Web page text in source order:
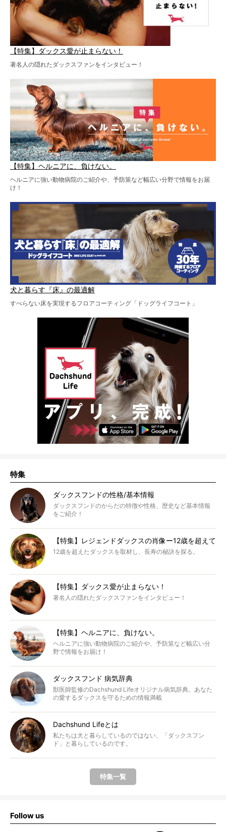
【特集】ダックス愛が止まらない！
著名人の隠れたダックスファンをインタビュー！
【特集】ヘルニアに、負けない。
ヘルニアに強い動物病院のご紹介や、予防策など幅広い分野で情報をお届
け！
犬と暮らす『床』の最適解
すべらない床を実現するフロアコーティング「ドッグライフコート」
特集
ダックスフンドの性格/基本情報
ダックスフンドのからだの特徴や性格、歴史など基本情報
をご紹介！
【特集】レジェンドダックスの肖像ー12歳を超えて
12歳を超えたダックスを取材し、長寿の秘訣を探る。
【特集】ダックス愛が止まらない！
著名人の隠れたダックスファンをインタビュー！
【特集】ヘルニアに、負けない。
ヘルニアに強い動物病院のご紹介や、予防策など幅広い分
野で情報をお届け！
ダックスフンド 病気辞典
獣医師監修のDachshund Lifeオリジナル病気辞典。あなた
の愛するダックスを守るための情報満載
Dachshund Lifeとは
私たちは犬と暮らしているのではない、「ダックスフン
ド」と暮らしているのです。
特集一覧
Follow us